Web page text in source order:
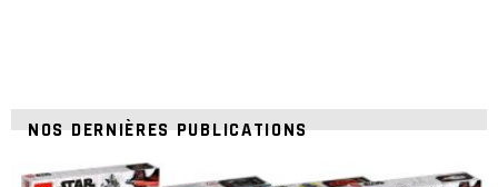
NOS DERNIÈRES PUBLICATIONS